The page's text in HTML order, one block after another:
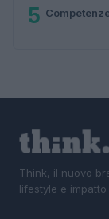
5
Think, il nuovo
lifestyle e impatto